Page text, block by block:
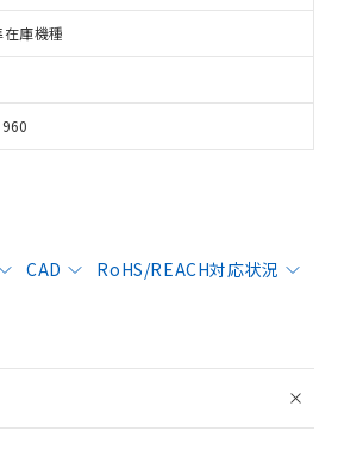
在庫機種
CAD
RoHS/REACH対応状況